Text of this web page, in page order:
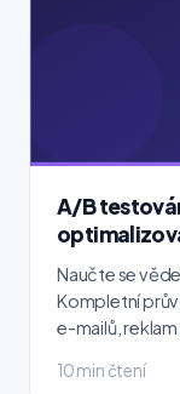
A/B
Naučte se
Kompletní
e-mailů, reklam
10 min čtení